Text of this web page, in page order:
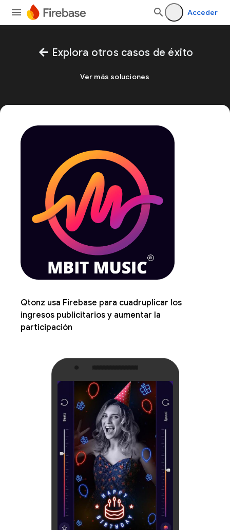
Acceder
arrow_back Explora otros casos de éxito
Ver más soluciones
Qtonz usa Firebase para cuadruplicar los
ingresos publicitarios y aumentar la
participación